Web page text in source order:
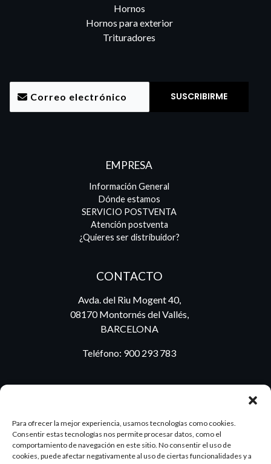
Para ofrecer la mejor experiencia, usamos tecnologías como cookies.
Consentir estas tecnologías nos permite procesar datos, como el
comportamiento de navegación en este sitio. No consentir el uso de
cookies, puede afectar negativamente al uso de ciertas funcionalidades y a
Hornos
Hornos para exterior
Trituradores
EMPRESA
Información General
Dónde estamos
SERVICIO POSTVENTA
Atención postventa
¿Quieres ser distribuidor?
CONTACTO
Avda. del Riu Mogent 40,
08170 Montornés del Vallés,
BARCELONA
Teléfono: 900 293 783